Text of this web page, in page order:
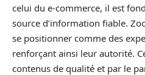
celui du e-commerce, il est
source d’information fiable.
se positionner comme des
renforçant ainsi leur autorité.
contenus de qualité et par le